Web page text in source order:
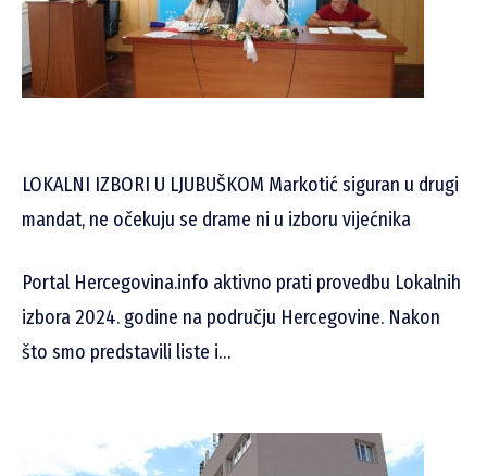
LOKALNI IZBORI U LJUBUŠKOM Markotić siguran u drugi
mandat, ne očekuju se drame ni u izboru vijećnika
Portal Hercegovina.info aktivno prati provedbu Lokalnih
izbora 2024. godine na području Hercegovine. Nakon
što smo predstavili liste i…